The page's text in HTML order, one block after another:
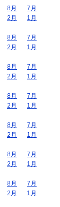
8月
7月
2月
1月
8月
7月
2月
1月
8月
7月
2月
1月
8月
7月
2月
1月
8月
7月
2月
1月
8月
7月
2月
1月
8月
7月
2月
1月